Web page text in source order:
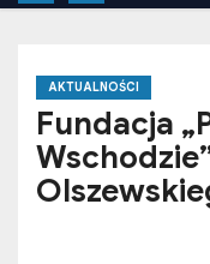
AKTUALNOŚCI
Fundacja